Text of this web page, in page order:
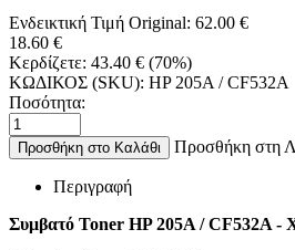
Ενδεικτική Τιμή Original: 62.00 €
18.60 €
Κερδίζετε: 43.40 € (70%)
ΚΩΔΙΚΟΣ (SKU): HP 205A / CF532A
Ποσότητα:
Προσθήκη στο Καλάθι Προσθήκη στη
Περιγραφή
Συμβατό Toner HP 205A /